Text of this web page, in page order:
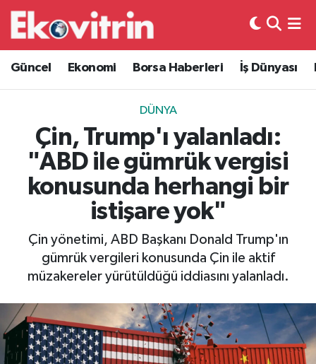
Güncel Ekonomi Borsa Haberleri İş Dünyası
DÜNYA
Çin, Trump'ı yalanladı:
"ABD ile gümrük vergisi
konusunda herhangi bir
istişare yok"
Çin yönetimi, ABD Başkanı Donald Trump'ın
gümrük vergileri konusunda Çin ile aktif
müzakereler yürütüldüğü iddiasını yalanladı.
Güncel
Ekonomi
Borsa Haberleri
İş Dünyası
Lojistik
Otovitrin
Asayiş
Magazin
Gayrimenkul
Hava Durumu
Trafik Durumu
Süper Lig Puan Durumu ve Fikstür
Tüm Manşetler
Son Dakika Haberleri
Haber Arşivi